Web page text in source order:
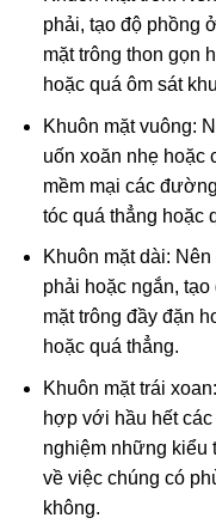
phải, tạo độ phồng
mặt trông thon gọn
hoặc quá ôm sát
Khuôn mặt vuông:
uốn xoăn nhẹ hoặc
mềm mại các
tóc quá thẳng hoặc
Khuôn mặt dài:
phải hoặc ngắn,
mặt trông đầy đặn
hoặc quá thẳng.
Khuôn mặt trái
hợp với hầu hết
nghiệm những kiểu
về việc chúng có
không.